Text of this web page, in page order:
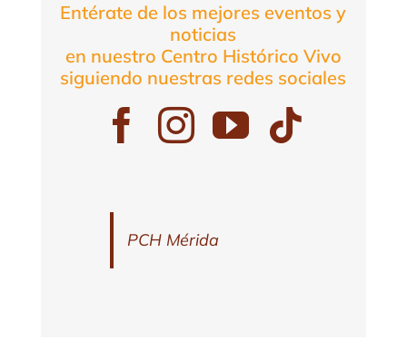
Entérate de los mejores eventos y
noticias
en nuestro Centro Histórico Vivo
siguiendo nuestras redes sociales
PCH Mérida